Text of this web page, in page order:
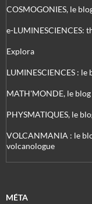
COSMOGONIES, le
e-LUMINESCIENCES:
Explora
LUMINESCIENCES :
MATH'MONDE, le
PHYSMATIQUES, le
VOLCANMANIA : le
volcanologue
MÉTA